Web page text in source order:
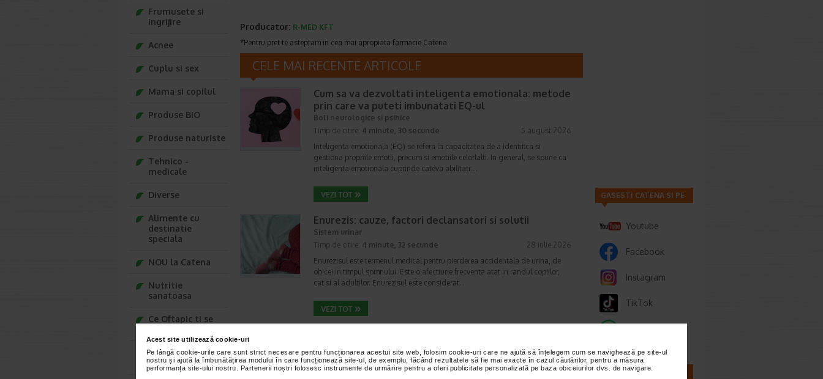
Acest site utilizează cookie-uri
Pe lângă cookie-urile care sunt strict necesare pentru funcționarea acestui site web, folosim cookie-uri care ne ajută să înțelegem cum se navighează pe site-ul
nostru și ajută la îmbunătățirea modului în care funcționează site-ul, de exemplu, făcând rezultatele să fie mai exacte în cazul căutărilor, pentru a măsura
performanța site-ului nostru. Partenerii noștri folosesc instrumente de urmărire pentru a oferi publicitate personalizată pe baza obiceiurilor dvs. de navigare.
Producator: R-MED KFT
*Pentru pret te asteptam in cea mai apropiata farmacie Catena
CELE MAI RECENTE ARTICOLE
Cum sa va dezvoltati inteligenta emotionala: metode
prin care va puteti imbunatati EQ-ul
Boli neurologice si psihice
Timp de citire: 4 minute, 30 secunde
5 august 2026
Inteligenta emotionala (EQ) se refera la capacitatea de a identifica si
gestiona propriile emotii, precum si emotiile celorlalti. In general, se spune ca
inteligenta emotionala cuprinde cateva abilitati:…
Enurezis: cauze, factori declansatori si solutii
Sistem urinar
Timp de citire: 4 minute, 32 secunde
28 iulie 2026
Enurezisul este termenul medical pentru pierderea accidentala de urina, de
obicei in timpul somnului. Este o afectiune frecventa atat in randul copiilor,
cat si al adultilor. Enurezisul este considerat…
tratati
Boli ale sistemului digestiv
Timp de citire: 4 minute, 55 secunde
26 iulie 2026
Frumusete si
ingrijire
Acnee
Cuplu si sex
Mama si copilul
Produse BIO
Produse naturiste
Tehnico -
medicale
Diverse
Alimente cu
destinatie
speciala
NOU la Catena
Nutritie
sanatoasa
Ce Oftapic ti se
Adora – Adorabili
din prima clipa
GASESTI CATENA SI PE
Youtube
Facebook
Instagram
TikTok
CALCULATOARE